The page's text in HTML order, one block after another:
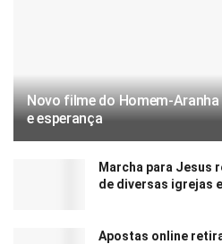
Novo filme do Homem-
e esperança
Marcha para Jesus
de diversas igrejas
Apostas online